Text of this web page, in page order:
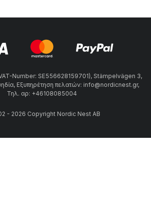
Number: SE556628159701), Stämpelvägen 3,
Εξυπηρέτηση πελατών: info@nordicnest.gr,
Τηλ. αρ: +46108085004
- 2026 Copyright Nordic Nest AB